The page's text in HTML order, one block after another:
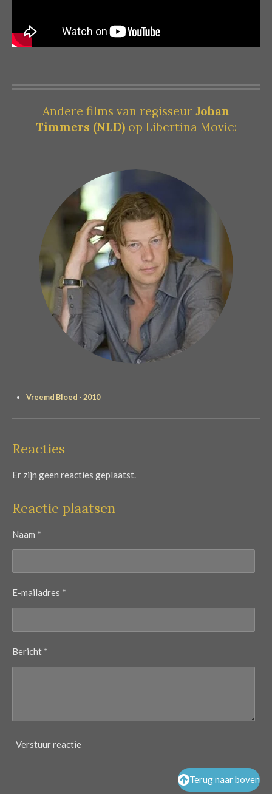
Andere films van regisseur Johan
Timmers (NLD)op Libertina Movie:
Vreemd Bloed - 2010
Reacties
Er zijn geen reacties geplaatst.
Reactie plaatsen
Naam *
E-mailadres *
Bericht *
Verstuur reactie
Terug naar boven